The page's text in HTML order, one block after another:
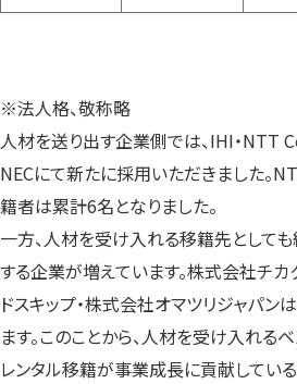
※法人格、敬称略
人材を送り出す企業側では、IHI・NTT
NECにて新たに採用いただきました。
籍者は累計6名となりました。
一方、人材を受け入れる移籍先として
する企業が増えています。株式会社チ
ドスキップ・株式会社オマツリジャパ
ます。このことから、人材を受け入れる
レンタル移籍が事業成長に貢献している